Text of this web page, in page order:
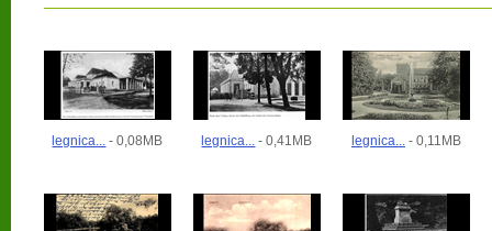
legnica... - 0,08MB legnica... - 0,41MB legnica... - 0,11MB